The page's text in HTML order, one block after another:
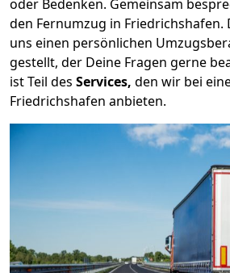
oder Bedenken. Gemeinsam
den Fernumzug in Friedrichshafen.
uns einen persönlichen
gestellt, der Deine Fragen gerne
ist Teil des Services, den wir bei
Friedrichshafen anbieten.